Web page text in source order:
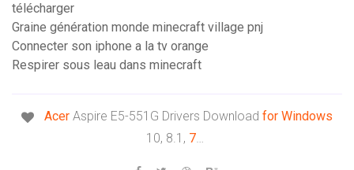
télécharger
Graine génération monde minecraft village pnj
Connecter son iphone a la tv orange
Respirer sous leau dans minecraft
Acer Aspire E5-551G Drivers Download for Windows
10, 8.1, 7